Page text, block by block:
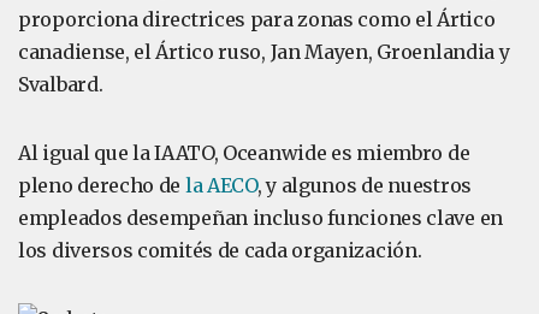
proporciona directrices para zonas como el Ártico
canadiense, el Ártico ruso, Jan Mayen, Groenlandia y
Svalbard.
Al igual que la IAATO, Oceanwide es miembro de
pleno derecho de la AECO, y algunos de nuestros
empleados desempeñan incluso funciones clave en
los diversos comités de cada organización.